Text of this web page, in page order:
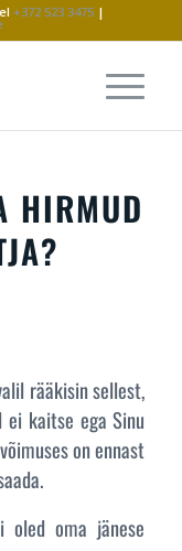
+372 523 3475|
HIRMUD
rääkisin sellest,
kaitse ega Sinu
on ennast
oled oma jänese